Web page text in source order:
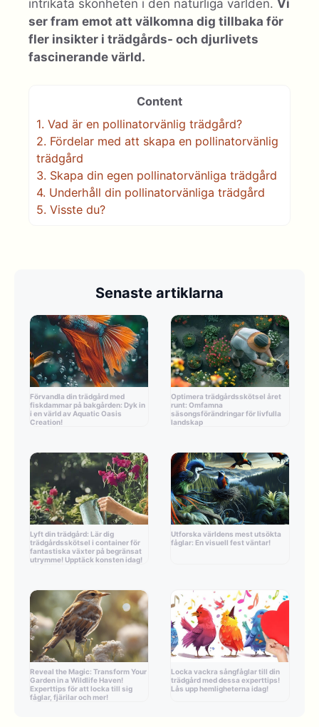
intrikata skönheten i den naturliga världen. Vi
ser fram emot att välkomna dig tillbaka för
fler insikter i trädgårds- och djurlivets
fascinerande värld.
Content
1. Vad är en pollinatorvänlig trädgård?
2. Fördelar med att skapa en pollinatorvänlig
trädgård
3. Skapa din egen pollinatorvänliga trädgård
4. Underhåll din pollinatorvänliga trädgård
5. Visste du?
Senaste artiklarna
Förvandla din trädgård med
fiskdammar på bakgården: Dyk in
i en värld av Aquatic Oasis
Creation!
Optimera trädgårdsskötsel året
runt: Omfamna
säsongsförändringar för livfulla
landskap
Lyft din trädgård: Lär dig
trädgårdsskötsel i container för
fantastiska växter på begränsat
utrymme! Upptäck konsten idag!
Utforska världens mest utsökta
fåglar: En visuell fest väntar!
Reveal the Magic: Transform Your
Garden in a Wildlife Haven!
Experttips för att locka till sig
fåglar, fjärilar och mer!
Locka vackra sångfåglar till din
trädgård med dessa experttips!
Lås upp hemligheterna idag!